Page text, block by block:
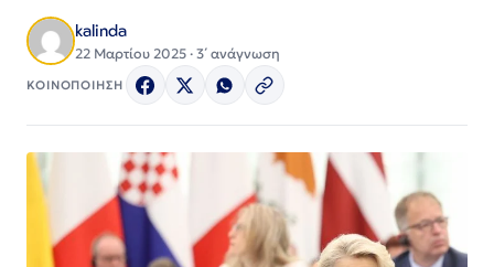
kalinda
22 Μαρτίου 2025 · 3΄ ανάγνωση
ΚΟΙΝΟΠΟΙΗΣΗ